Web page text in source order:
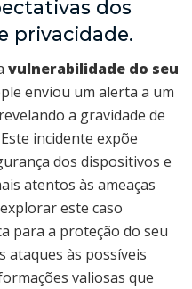
dos
privacidade.
vulnerabilidade do seu
enviou um alerta a um
a gravidade de
incidente expõe
dos dispositivos e
atentos às ameaças
este caso
para a proteção do seu
ataques às possíveis
valiosas que